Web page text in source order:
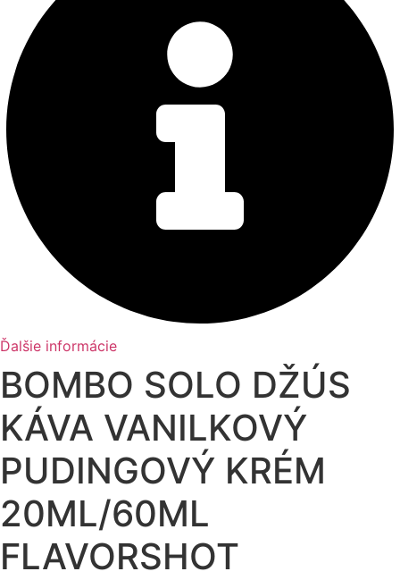
Ďalšie informácie
BOMBO SOLO DŽÚS
KÁVA VANILKOVÝ
PUDINGOVÝ KRÉM
20ML/60ML
FLAVORSHOT